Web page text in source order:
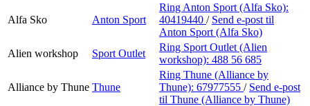
Alfa Sko Anton Sport
Ring Anton Sport (Alfa Sko):
40419440 / Send e-post til
Anton Sport (Alfa Sko)
Alien workshop
Sport Outlet
Ring Sport Outlet (Alien
workshop): 488 56 685
Alliance by Thune Thune
Ring Thune (Alliance by
Thune): 67977555 / Send e-post
til Thune (Alliance by Thune)